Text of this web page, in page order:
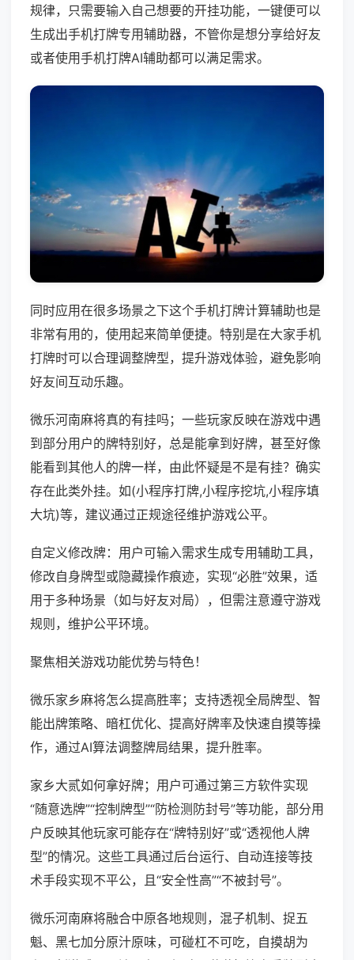
规律，只需要输入自己想要的开挂功能，一键便可以
生成出手机打牌专用辅助器，不管你是想分享给好友
或者使用手机打牌AI辅助都可以满足需求。
同时应用在很多场景之下这个手机打牌计算辅助也是
非常有用的，使用起来简单便捷。特别是在大家手机
打牌时可以合理调整牌型，提升游戏体验，避免影响
好友间互动乐趣。
微乐河南麻将真的有挂吗；一些玩家反映在游戏中遇
到部分用户的牌特别好，总是能拿到好牌，甚至好像
能看到其他人的牌一样，由此怀疑是不是有挂？确实
存在此类外挂。如(小程序打牌,小程序挖坑,小程序填
大坑)等，建议通过正规途径维护游戏公平。
自定义修改牌：用户可输入需求生成专用辅助工具，
修改自身牌型或隐藏操作痕迹，实现“必胜”效果，适
用于多种场景（如与好友对局），但需注意遵守游戏
规则，维护公平环境。
聚焦相关游戏功能优势与特色！
微乐家乡麻将怎么提高胜率；支持透视全局牌型、智
能出牌策略、暗杠优化、提高好牌率及快速自摸等操
作，通过AI算法调整牌局结果，提升胜率。
家乡大贰如何拿好牌；用户可通过第三方软件实现
“随意选牌”“控制牌型”“防检测防封号”等功能，部分用
户反映其他玩家可能存在“牌特别好”或“透视他人牌
型”的情况。这些工具通过后台运行、自动连接等技
术手段实现不平公，且“安全性高”“不被封号”。
微乐河南麻将融合中原各地规则，混子机制、捉五
魁、黑七加分原汁原味，可碰杠不可吃，自摸胡为